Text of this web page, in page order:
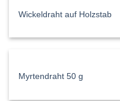
Wickeldraht auf Holzstab
Myrtendraht 50 g